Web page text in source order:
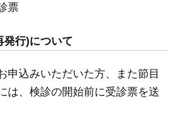
票
発行)について
申込みいただいた方、また節目
は、検診の開始前に受診票を送